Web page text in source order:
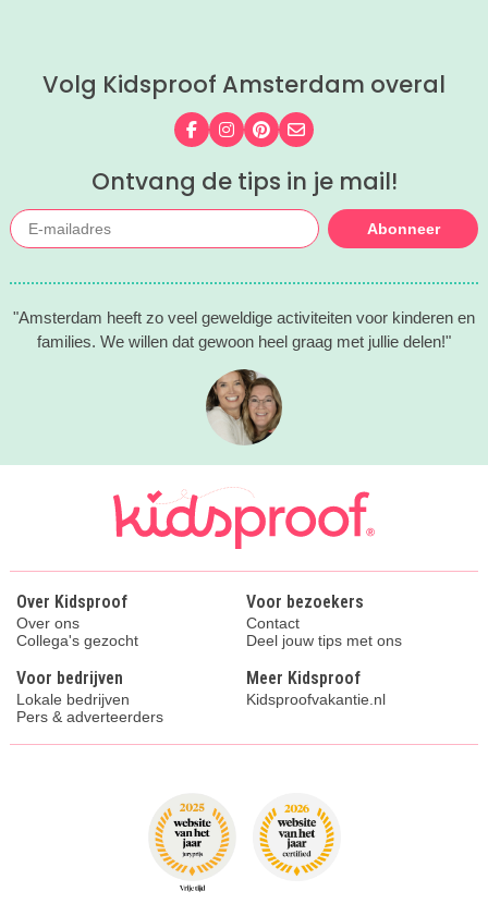
Volg Kidsproof Amsterdam overal
Volg ons op Facebook
Volg ons op Instagram
Volg ons op Pinterest
Mail ons
Ontvang de tips in je mail!
Abonneer
"Amsterdam heeft zo veel geweldige activiteiten voor kinderen en
families. We willen dat gewoon heel graag met jullie delen!"
Over Kidsproof
Over ons
Collega's gezocht
Voor bezoekers
Contact
Deel jouw tips met ons
Voor bedrijven
Lokale bedrijven
Pers & adverteerders
Meer Kidsproof
Kidsproofvakantie.nl